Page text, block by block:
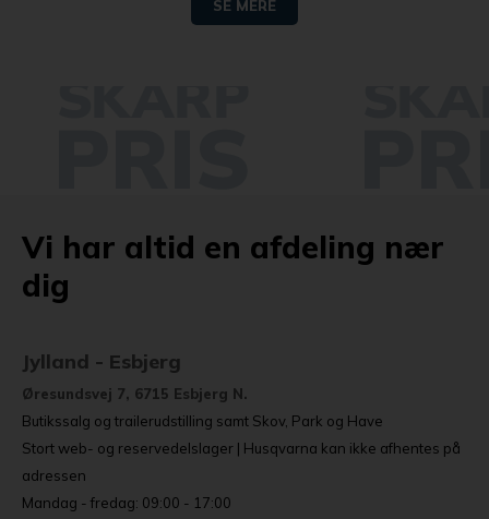
SE MERE
Vi har altid en afdeling nær
dig
Jylland - Esbjerg
Øresundsvej 7, 6715 Esbjerg N.
Butikssalg og trailerudstilling samt Skov, Park og Have
Stort web- og reservedelslager | Husqvarna kan ikke afhentes på
adressen
Mandag - fredag: 09:00 - 17:00